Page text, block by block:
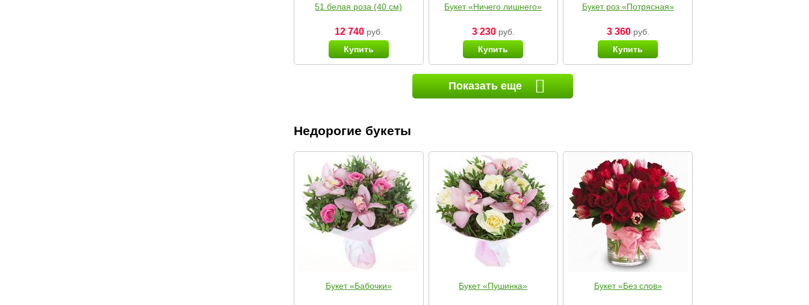
51 белая роза (40 см)
12 740руб.
Купить
Букет «Ничего лишнего»
3 230руб.
Купить
Букет роз «Потрясная»
3 360руб.
Купить
Показать еще
Недорогие букеты
Букет «Бабочки» Букет «Пушинка» Букет «Без слов»